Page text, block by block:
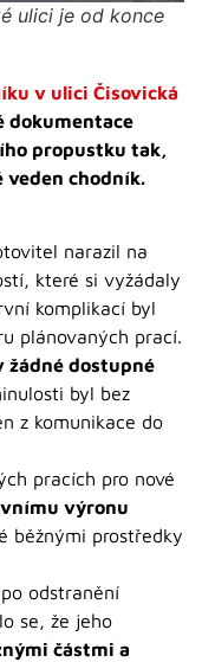
ulici je od konce
v ulici Čisovická
dokumentace
propustku tak,
veden chodník.
narazil na
které si vyžádaly
komplikací byl
plánovaných prací.
žádné dostupné
byl bez
z komunikace do
pracích pro nové
výronu
běžnými prostředky
odstranění
se, že jeho
částmi a